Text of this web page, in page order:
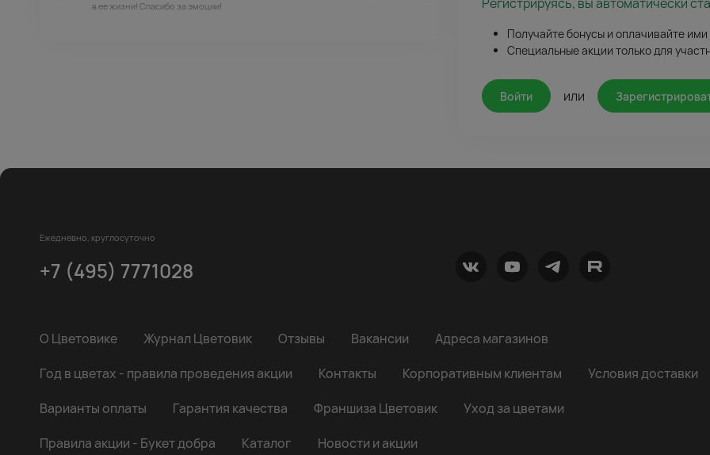
в ее жизни! Спасибо за эмоции!
Получайте бонусы и оплачивайте ими
Специальные акции только для
Войти или
Ежедневно, круглосуточно
+7 (495) 7771028
О Цветовике Журнал Цветовик Отзывы Вакансии
Адреса магазинов
Год в цветах - правила проведения акции
Контакты Корпоративным клиентам
Условия доставки
Варианты оплаты
Гарантия качества Франшиза Цветовик
Уход за цветами
Правила акции - Букет добра
Каталог Новости и акции